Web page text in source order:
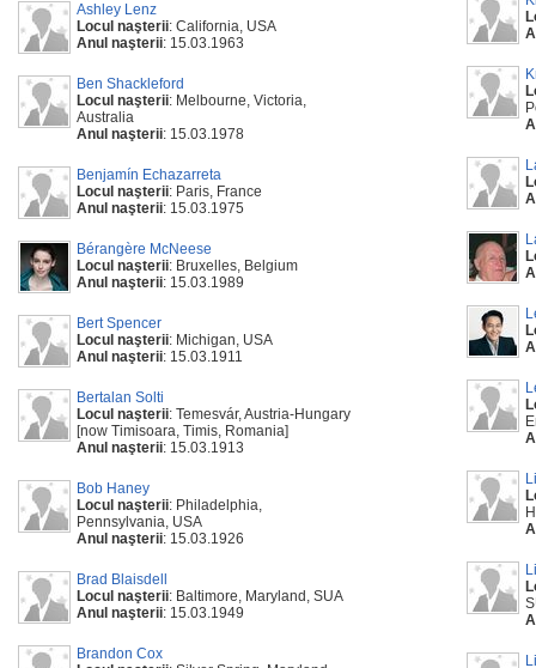
Ashley Lenz
Locul naşterii: California, USA
Anul naşterii: 15.03.1963
Ben Shackleford
Locul naşterii: Melbourne, Victoria,
Australia
Anul naşterii: 15.03.1978
Benjamín Echazarreta
Locul naşterii: Paris, France
Anul naşterii: 15.03.1975
Bérangère McNeese
Locul naşterii: Bruxelles, Belgium
Anul naşterii: 15.03.1989
Bert Spencer
Locul naşterii: Michigan, USA
Anul naşterii: 15.03.1911
Bertalan Solti
Locul naşterii: Temesvár, Austria-Hungary
[now Timisoara, Timis, Romania]
Anul naşterii: 15.03.1913
Bob Haney
Locul naşterii: Philadelphia,
Pennsylvania, USA
Anul naşterii: 15.03.1926
Brad Blaisdell
Locul naşterii: Baltimore, Maryland, SUA
Anul naşterii: 15.03.1949
Brandon Cox